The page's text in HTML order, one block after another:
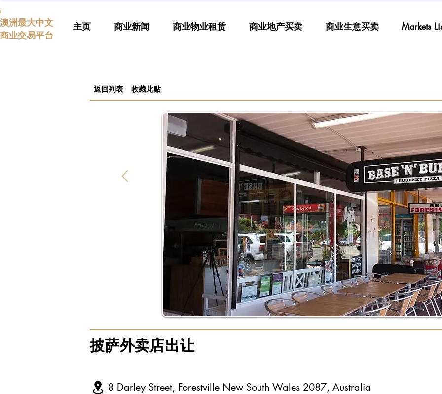
澳洲最大中文
商业交易平台
主页 商业新闻 商业物业租赁 商业地产买卖 商业生意买卖 Markets
返回列表 收藏此贴
披萨外卖店出让
8 Darley Street, Forestville New South Wales 2087, Australia